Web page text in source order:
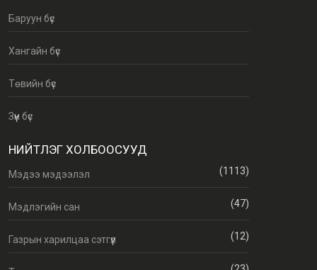
Баруун бүс
Хангайн бүс
Төвийн бүс
Зүүн бүс
НИЙТЛЭГ ХОЛБООСУУД
Мэдээ мэдээлэл (1113)
Мэдлэгийн сан (47)
Газрын харилцаа сэтгүүл (12)